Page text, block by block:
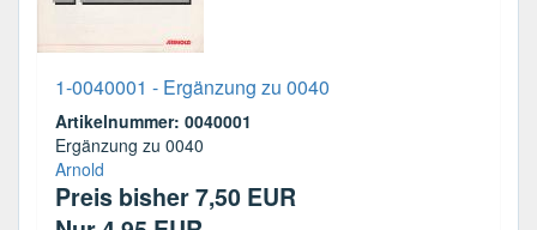
1-0040001 - Ergänzung zu 0040
Artikelnummer: 0040001
Ergänzung zu 0040
Arnold
Preis bisher 7,50 EUR